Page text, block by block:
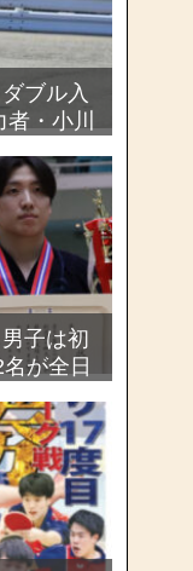
ブル入
・小川
子は初
が全日
学生剣道